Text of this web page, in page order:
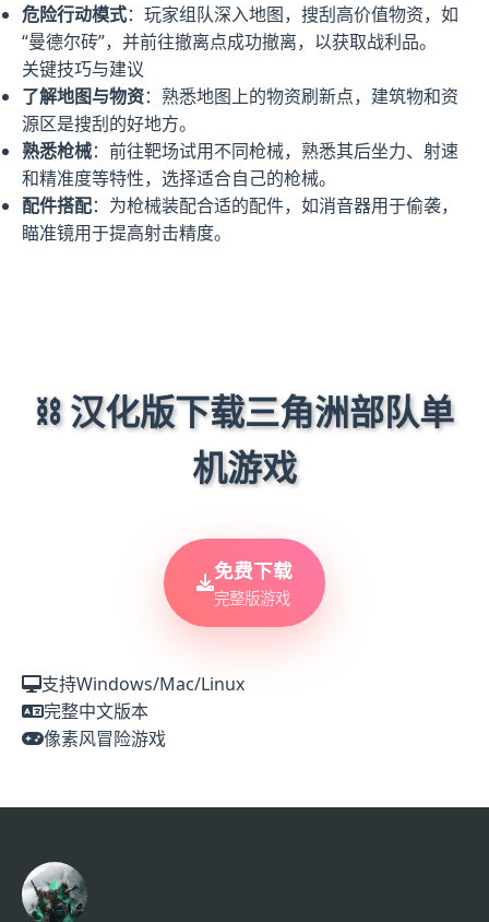
危险行动模式：玩家组队深入地图，搜刮高价值物资，如
“曼德尔砖”，并前往撤离点成功撤离，以获取战利品。
关键技巧与建议
了解地图与物资：熟悉地图上的物资刷新点，建筑物和资
源区是搜刮的好地方。
熟悉枪械：前往靶场试用不同枪械，熟悉其后坐力、射速
和精准度等特性，选择适合自己的枪械。
配件搭配：为枪械装配合适的配件，如消音器用于偷袭，
瞄准镜用于提高射击精度。
⛓️ 汉化版下载三角洲部队单
机游戏
免费下载
完整版游戏
支持Windows/Mac/Linux
完整中文版本
像素风冒险游戏